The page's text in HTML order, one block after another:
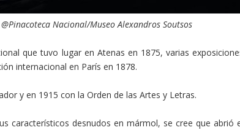
Nacional/Museo Alexandros Soutsos
que tuvo lugar en Atenas en 1875, varias
internacional en París en 1878.
y en 1915 con la Orden de las Artes y Letras.
característicos desnudos en mármol, se cree que abrió